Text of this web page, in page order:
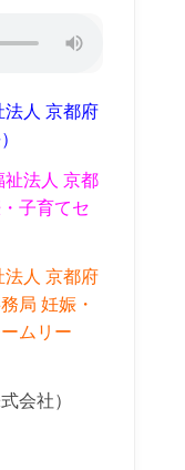
法人 京都府
）
祉法人 京都
子育てセ
法人 京都府
局 妊娠・
ムリー
会社）